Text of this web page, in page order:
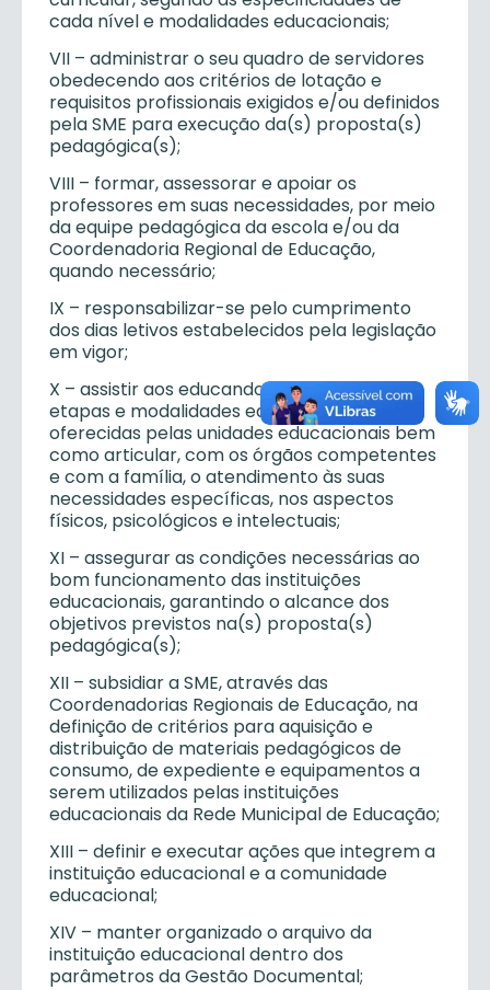
cada nível e modalidades educacionais;
VII – administrar o seu quadro de servidores
obedecendo aos critérios de lotação e
requisitos profissionais exigidos e/ou definidos
pela SME para execução da(s) proposta(s)
pedagógica(s);
VIII – formar, assessorar e apoiar os
professores em suas necessidades, por meio
da equipe pedagógica da escola e/ou da
Coordenadoria Regional de Educação,
quando necessário;
IX – responsabilizar-se pelo cumprimento
dos dias letivos estabelecidos pela legislação
em vigor;
X – assistir aos educandos, nas diversas
etapas e modalidades educacionais
oferecidas pelas unidades educacionais bem
como articular, com os órgãos competentes
e com a família, o atendimento às suas
necessidades específicas, nos aspectos
físicos, psicológicos e intelectuais;
XI – assegurar as condições necessárias ao
bom funcionamento das instituições
educacionais, garantindo o alcance dos
objetivos previstos na(s) proposta(s)
pedagógica(s);
XII – subsidiar a SME, através das
Coordenadorias Regionais de Educação, na
definição de critérios para aquisição e
distribuição de materiais pedagógicos de
consumo, de expediente e equipamentos a
serem utilizados pelas instituições
educacionais da Rede Municipal de Educação;
XIII – definir e executar ações que integrem a
instituição educacional e a comunidade
educacional;
XIV – manter organizado o arquivo da
instituição educacional dentro dos
parâmetros da Gestão Documental;